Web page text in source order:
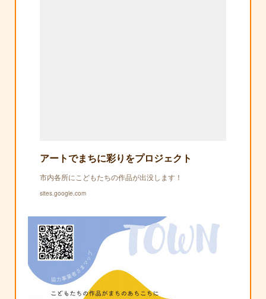
アートでまちに彩りをプロジェクト
市内各所にこどもたちの作品が出没します！
sites.google.com